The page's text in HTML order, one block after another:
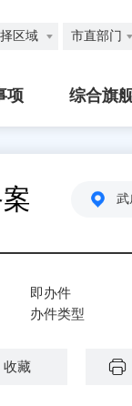
区域 市直部门
项 综合旗
武
即办件
办件类型
收藏